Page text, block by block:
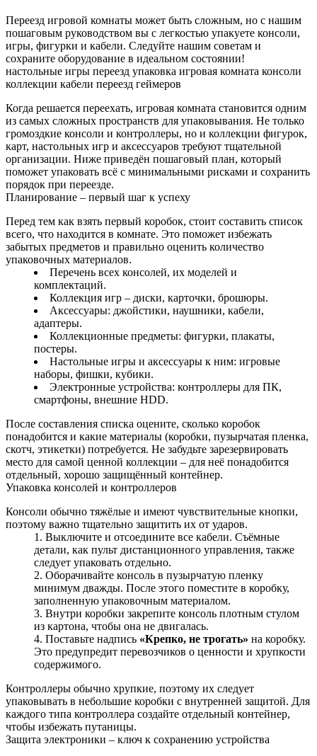
Переезд игровой комнаты может быть сложным, но с нашим
пошаговым руководством вы с легкостью упакуете консоли,
игры, фигурки и кабели. Следуйте нашим советам и
сохраните оборудование в идеальном состоянии!
настольные игры переезд упаковка игровая комната консоли
коллекции кабели переезд геймеров
Когда решается переехать, игровая комната становится одним
из самых сложных пространств для упаковывания. Не только
громоздкие консоли и контроллеры, но и коллекции фигурок,
карт, настольных игр и аксессуаров требуют тщательной
организации. Ниже приведён пошаговый план, который
поможет упаковать всё с минимальными рисками и сохранить
порядок при переезде.
Планирование – первый шаг к успеху
Перед тем как взять первый коробок, стоит составить список
всего, что находится в комнате. Это поможет избежать
забытых предметов и правильно оценить количество
упаковочных материалов.
Перечень всех консолей, их моделей и
комплектаций.
Коллекция игр – диски, карточки, брошюры.
Аксессуары: джойстики, наушники, кабели,
адаптеры.
Коллекционные предметы: фигурки, плакаты,
постеры.
Настольные игры и аксессуары к ним: игровые
наборы, фишки, кубики.
Электронные устройства: контроллеры для ПК,
смартфоны, внешние HDD.
После составления списка оцените, сколько коробок
понадобится и какие материалы (коробки, пузырчатая пленка,
скотч, этикетки) потребуется. Не забудьте зарезервировать
место для самой ценной коллекции – для неё понадобится
отдельный, хорошо защищённый контейнер.
Упаковка консолей и контроллеров
Консоли обычно тяжёлые и имеют чувствительные кнопки,
поэтому важно тщательно защитить их от ударов.
Выключите и отсоедините все кабели. Съёмные
детали, как пульт дистанционного управления, также
следует упаковать отдельно.
Оборачивайте консоль в пузырчатую пленку
минимум дважды. После этого поместите в коробку,
заполненную упаковочным материалом.
Внутри коробки закрепите консоль плотным стулом
из картона, чтобы она не двигалась.
Поставьте надпись «Крепко, не трогать» на коробку.
Это предупредит перевозчиков о ценности и хрупкости
содержимого.
Контроллеры обычно хрупкие, поэтому их следует
упаковывать в небольшие коробки с внутренней защитой. Для
каждого типа контроллера создайте отдельный контейнер,
чтобы избежать путаницы.
Защита электроники – ключ к сохранению устройства